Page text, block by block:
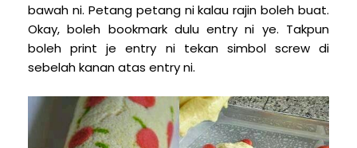
bawah ni. Petang petang ni kalau rajin boleh buat.
Okay, boleh bookmark dulu entry ni ye. Takpun
boleh print je entry ni tekan simbol screw di
sebelah kanan atas entry ni.